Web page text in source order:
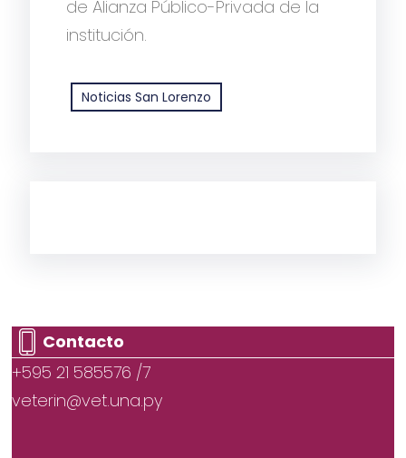
de Alianza Público-Privada de la
institución.
Noticias San Lorenzo
Contacto
+595 21 585576 /7
veterin@vet.una.py